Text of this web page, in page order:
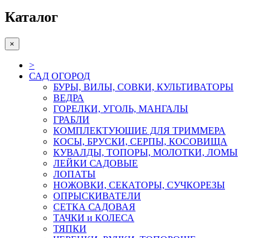
Каталог
×
>
САД ОГОРОД
БУРЫ, ВИЛЫ, СОВКИ, КУЛЬТИВАТОРЫ
ВЕДРА
ГОРЕЛКИ, УГОЛЬ, МАНГАЛЫ
ГРАБЛИ
КОМПЛЕКТУЮШИЕ ДЛЯ ТРИММЕРА
КОСЫ, БРУСКИ, СЕРПЫ, КОСОВИЩА
КУВАЛДЫ, ТОПОРЫ, МОЛОТКИ, ЛОМЫ
ЛЕЙКИ САДОВЫЕ
ЛОПАТЫ
НОЖОВКИ, СЕКАТОРЫ, СУЧКОРЕЗЫ
ОПРЫСКИВАТЕЛИ
СЕТКА САДОВАЯ
ТАЧКИ и КОЛЕСА
ТЯПКИ